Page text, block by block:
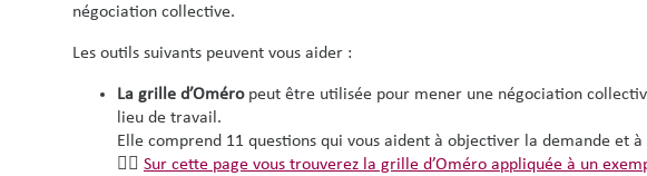
négociation collective.
Les outils suivants peuvent vous aider :
La grille d’Oméropeut être utilisée pour mener une négociation
lieu de travail.
Elle comprend 11 questions qui vous aident à objectiver la demande et
👉🏽 Sur cette page vous trouverez la grille d’Oméro appliquée à un